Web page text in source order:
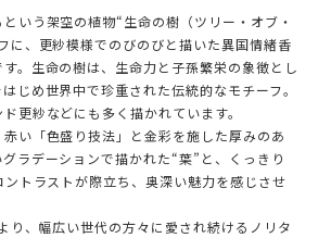
いう架空の植物“生命の樹（ツリー・オブ・
に、更紗模様でのびのびと描いた異国情緒香
。生命の樹は、生命力と子孫繁栄の象徴とし
じめ世界中で珍重された伝統的なモチーフ。
更紗などにも多く描かれています。
い「色盛り技法」と金彩を施した厚みのあ
ラデーションで描かれた“葉”と、くっきり
ントラストが際立ち、奥深い魅力を感じさせ
り、幅広い世代の方々に愛され続けるノリタ